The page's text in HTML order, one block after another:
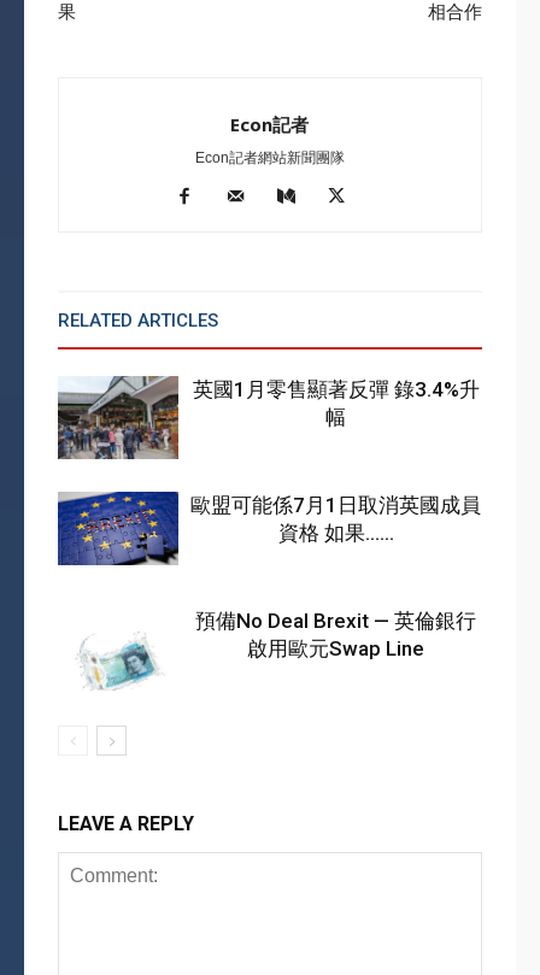
果
相合作
Econ記者
Econ記者網站新聞團隊
RELATED ARTICLES
英國1月零售顯著反彈 錄3.4%升
幅
歐盟可能係7月1日取消英國成員
資格 如果……
預備No Deal Brexit — 英倫銀行
啟用歐元Swap Line
LEAVE A REPLY